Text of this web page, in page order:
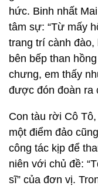
hức. Binh nhất
tâm sự: “Từ mấy
trang trí cành
bên bếp than
chưng, em thấy
được đón đoàn ra
Con tàu rời Cô
một điểm đảo
công tác kịp để
niên với chủ đề:
sĩ” của đơn vị.